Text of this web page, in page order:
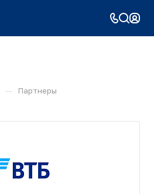
— Партнеры